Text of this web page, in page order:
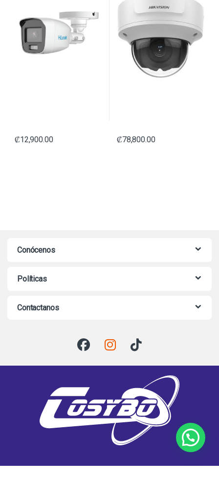
₡12,900.00 ₡78,800.00
Conócenos
Políticas
Contactanos